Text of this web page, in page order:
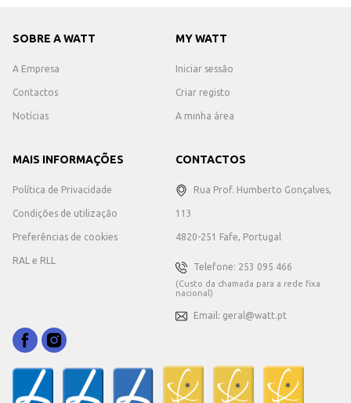
SOBRE A WATT
A Empresa
Contactos
Notícias
MY WATT
Iniciar sessão
Criar registo
A minha área
MAIS INFORMAÇÕES
Política de Privacidade
Condições de utilização
Preferências de cookies
RAL e RLL
CONTACTOS
Rua Prof. Humberto Gonçalves,
113
4820-251 Fafe, Portugal
Telefone: 253 095 466
(Custo da chamada para a rede fixa
nacional)
Email: geral@watt.pt